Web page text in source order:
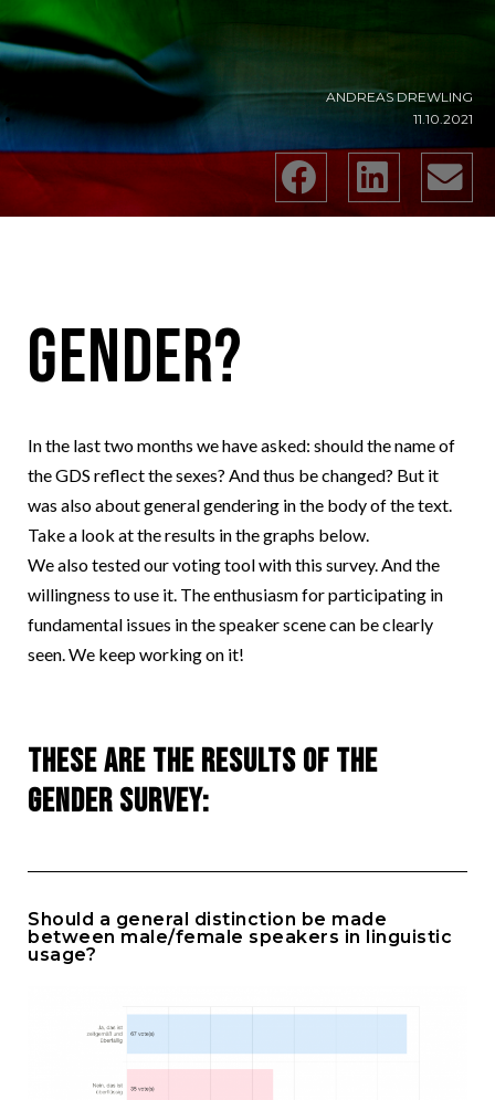
ANDREAS DREWLING
11.10.2021
Gender?
In the last two months we have asked: should the name of
the GDS reflect the sexes? And thus be changed? But it
was also about general gendering in the body of the text.
Take a look at the results in the graphs below.
We also tested our voting tool with this survey. And the
willingness to use it. The enthusiasm for participating in
fundamental issues in the speaker scene can be clearly
seen. We keep working on it!
These are the results of the
gender survey:
Should a general distinction be made
between male/female speakers in linguistic
usage?